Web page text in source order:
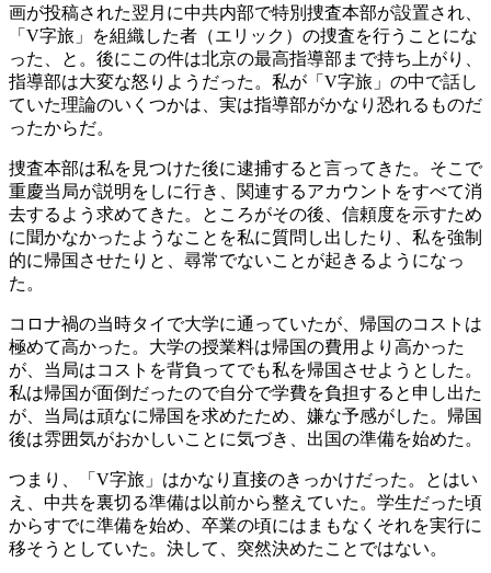
画が投稿された翌月に中共内部で特別捜査本部が設置され、
「V字旅」を組織した者（エリック）の捜査を行うことにな
った、と。後にこの件は北京の最高指導部まで持ち上がり、
指導部は大変な怒りようだった。私が「V字旅」の中で話し
ていた理論のいくつかは、実は指導部がかなり恐れるものだ
ったからだ。
捜査本部は私を見つけた後に逮捕すると言ってきた。そこで
重慶当局が説明をしに行き、関連するアカウントをすべて消
去するよう求めてきた。ところがその後、信頼度を示すため
に聞かなかったようなことを私に質問し出したり、私を強制
的に帰国させたりと、尋常でないことが起きるようになっ
た。
コロナ禍の当時タイで大学に通っていたが、帰国のコストは
極めて高かった。大学の授業料は帰国の費用より高かった
が、当局はコストを背負ってでも私を帰国させようとした。
私は帰国が面倒だったので自分で学費を負担すると申し出た
が、当局は頑なに帰国を求めたため、嫌な予感がした。帰国
後は雰囲気がおかしいことに気づき、出国の準備を始めた。
つまり、「V字旅」はかなり直接のきっかけだった。とはい
え、中共を裏切る準備は以前から整えていた。学生だった頃
からすでに準備を始め、卒業の頃にはまもなくそれを実行に
移そうとしていた。決して、突然決めたことではない。